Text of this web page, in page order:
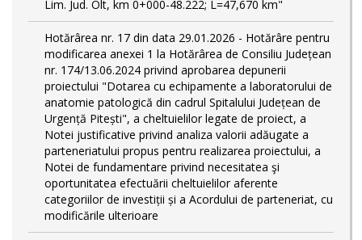
Lim. Jud. Olt, km 0+000-48.222; L=47,670 km"
Hotărârea nr. 17 din data 29.01.2026 - Hotărâre pentru
modificarea anexei 1 la Hotărârea de Consiliu Județean
nr. 174/13.06.2024 privind aprobarea depunerii
proiectului "Dotarea cu echipamente a laboratorului de
anatomie patologică din cadrul Spitalului Județean de
Urgență Pitești", a cheltuielilor legate de proiect, a
Notei justificative privind analiza valorii adăugate a
parteneriatului propus pentru realizarea proiectului, a
Notei de fundamentare privind necesitatea şi
oportunitatea efectuării cheltuielilor aferente
categoriilor de investiții și a Acordului de parteneriat, cu
modificările ulterioare